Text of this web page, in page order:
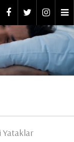
Yataklar